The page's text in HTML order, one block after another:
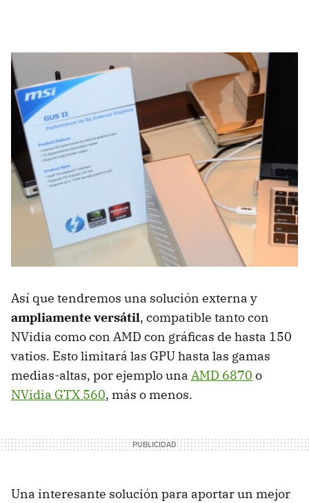
Así que tendremos una solución externa y
ampliamente versátil, compatible tanto con
NVidia como con AMD con gráficas de hasta 150
vatios. Esto limitará las GPUhasta las gamas
medias-altas, por ejemplo una AMD 6870 o
NVidia GTX 560, más o menos.
Una interesante solución para aportar un mejor